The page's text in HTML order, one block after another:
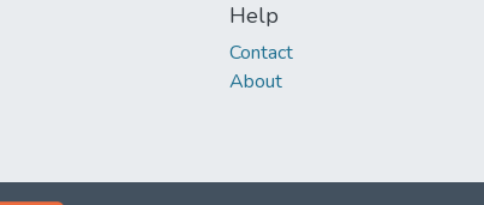
Help
Contact
About